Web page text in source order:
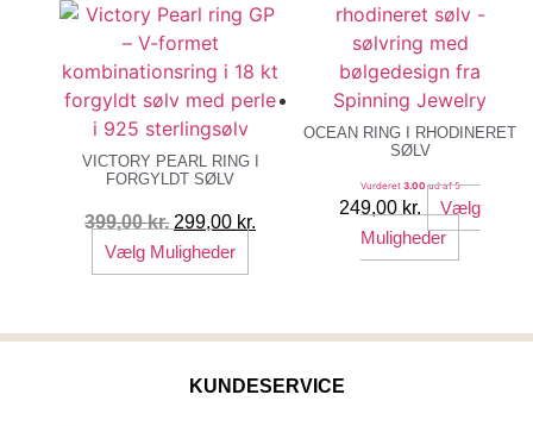
vælges
varesiden
kan
vælges
på
VICTORY PEARL RING I
FORGYLDT SØLV
399,00kr. Den
oprindelige
pris
399,00 kr..
299,00 kr.
299,00 kr..
Vælg Muligheder
flere
Mulighederne
OCEAN RING I RHODINERET
SØLV
Vurderet 3.00 ud af 5
249,00 kr.
Vælg
Muligheder
Dette
KUNDESERVICE